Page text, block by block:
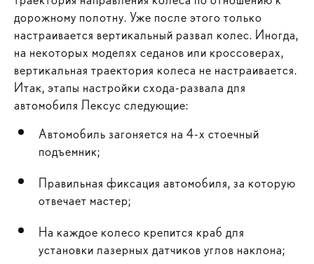
дорожному полотну. Уже после этого только
настраивается вертикальный развал колес. Иногда,
на некоторых моделях седанов или кроссоверах,
вертикальная траектория колеса не настраивается.
Итак, этапы настройки схода-развала для
автомобиля Лексус следующие:
Автомобиль загоняется на 4-х стоечный
подъемник;
Правильная фиксация автомобиля, за которую
отвечает мастер;
На каждое колесо крепится краб для
установки лазерных датчиков углов наклона;